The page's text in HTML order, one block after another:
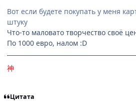
Вот если будете покупать у меня
штуку
Что-то маловато творчество своё
По 1000 евро, налом :D
神
Цитата